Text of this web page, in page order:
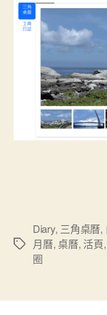
標
Diary, 三角桌曆,
月曆,桌曆, 活頁,
圈